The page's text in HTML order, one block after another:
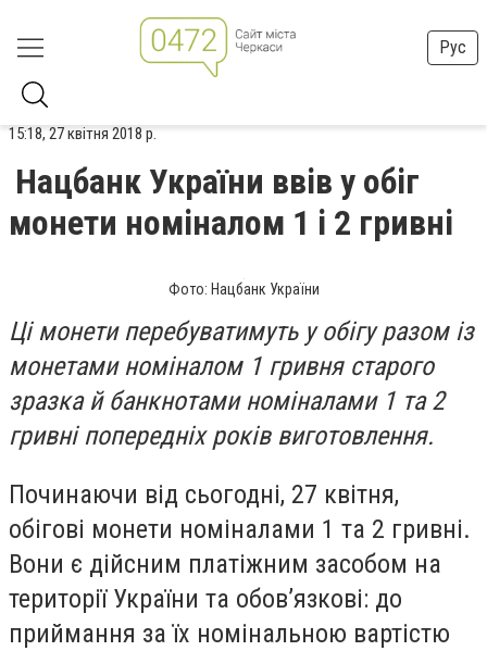
Рус
15:18, 27 квітня 2018 р.
Нацбанк України ввів у обіг
монети номіналом 1 і 2 гривні
Фото: Нацбанк України
Ці монети перебуватимуть у обігу разом із
монетами номіналом 1 гривня старого
зразка й банкнотами номіналами 1 та 2
гривні попередніх років виготовлення.
Починаючи від сьогодні, 27 квітня,
обігові монети номіналами 1 та 2 гривні.
Вони є дійсним платіжним засобом на
території України та обов’язкові: до
приймання за їх номінальною вартістю